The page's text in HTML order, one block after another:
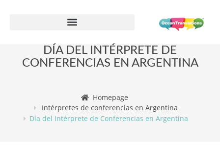
DÍA DEL INTÉRPRETE DE
CONFERENCIAS EN ARGENTINA
Homepage
Intérpretes de conferencias en Argentina
Día del Intérprete de Conferencias en Argentina